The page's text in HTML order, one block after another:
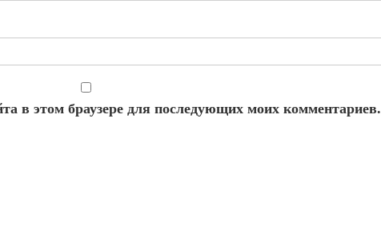
в этом браузере для последующих моих комментариев.